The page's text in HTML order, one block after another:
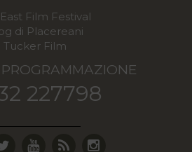
Film Festival
di Placereani
Tucker Film
227798